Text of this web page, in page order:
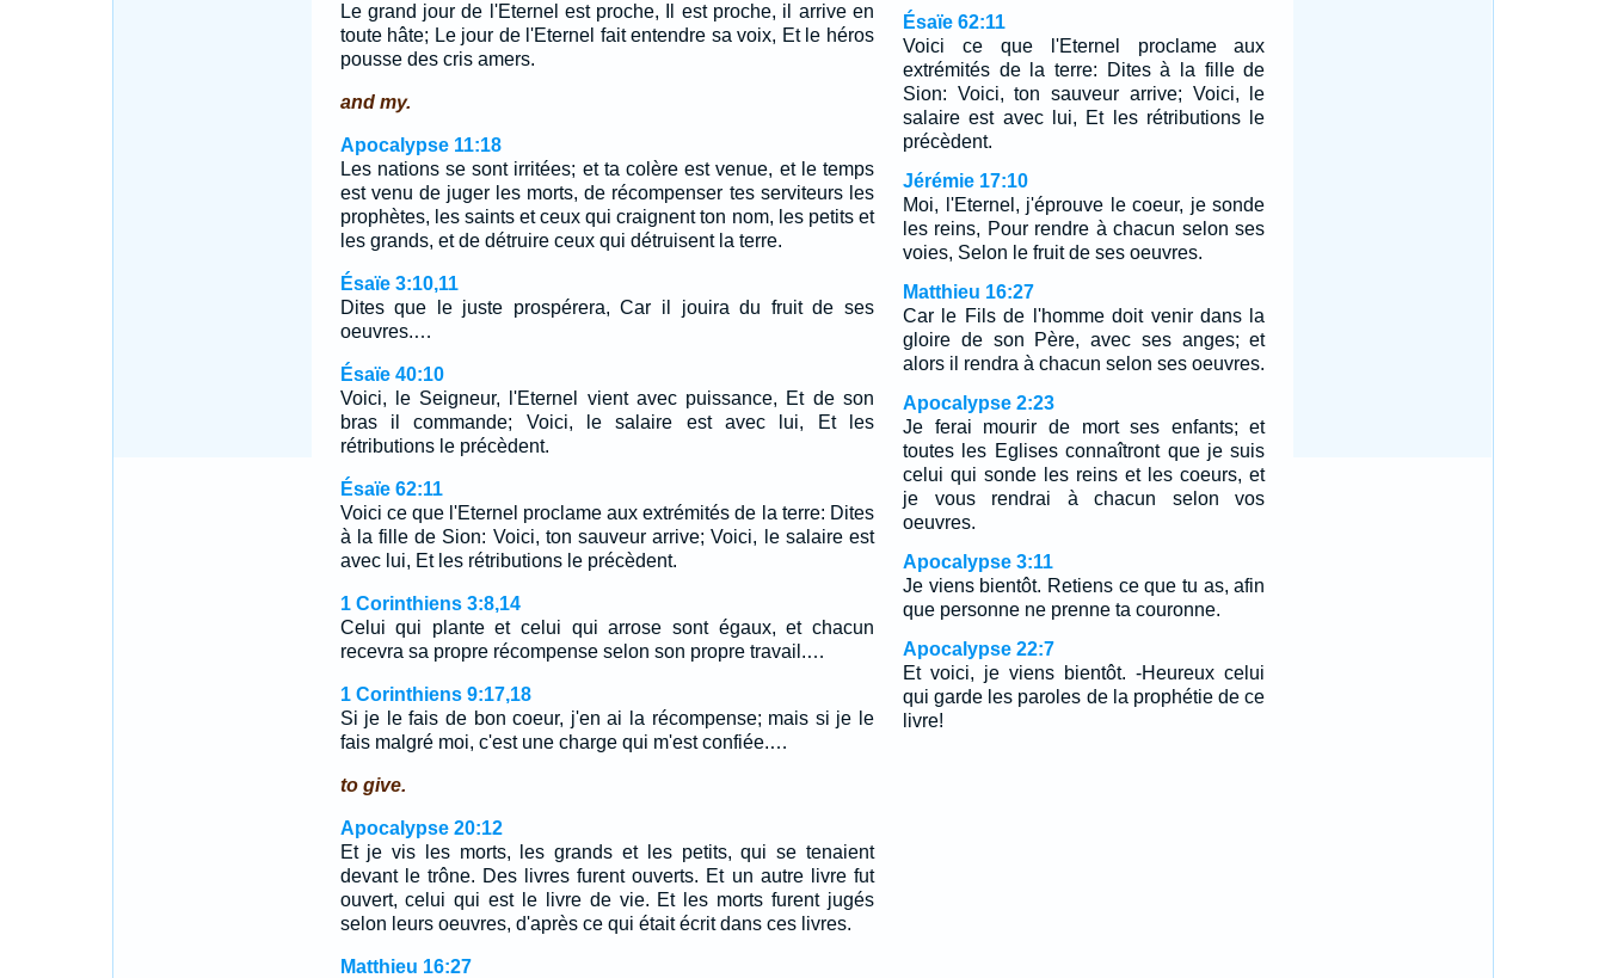
Le grand jour de l'Eternel est proche, Il est proche, il arrive en
toute hâte; Le jour de l'Eternel fait entendre sa voix, Et le héros
pousse des cris amers.
and my.
Apocalypse 11:18
Les nations se sont irritées; et ta colère est venue, et le temps
est venu de juger les morts, de récompenser tes serviteurs les
prophètes, les saints et ceux qui craignent ton nom, les petits et
les grands, et de détruire ceux qui détruisent la terre.
Ésaïe 3:10,11
Dites que le juste prospérera, Car il jouira du fruit de ses
oeuvres.…
Ésaïe 40:10
Voici, le Seigneur, l'Eternel vient avec puissance, Et de son
bras il commande; Voici, le salaire est avec lui, Et les
rétributions le précèdent.
Ésaïe 62:11
Voici ce que l'Eternel proclame aux extrémités de la terre: Dites
à la fille de Sion: Voici, ton sauveur arrive; Voici, le salaire est
avec lui, Et les rétributions le précèdent.
1 Corinthiens 3:8,14
Celui qui plante et celui qui arrose sont égaux, et chacun
recevra sa propre récompense selon son propre travail.…
1 Corinthiens 9:17,18
Si je le fais de bon coeur, j'en ai la récompense; mais si je le
fais malgré moi, c'est une charge qui m'est confiée.…
to give.
Apocalypse 20:12
Et je vis les morts, les grands et les petits, qui se tenaient
devant le trône. Des livres furent ouverts. Et un autre livre fut
ouvert, celui qui est le livre de vie. Et les morts furent jugés
selon leurs oeuvres, d'après ce qui était écrit dans ces livres.
Matthieu 16:27
Ésaïe 62:11
Voici ce que l'Eternel proclame aux
extrémités de la terre: Dites à la fille de
Sion: Voici, ton sauveur arrive; Voici, le
salaire est avec lui, Et les rétributions le
précèdent.
Jérémie 17:10
Moi, l'Eternel, j'éprouve le coeur, je sonde
les reins, Pour rendre à chacun selon ses
voies, Selon le fruit de ses oeuvres.
Matthieu 16:27
Car le Fils de l'homme doit venir dans la
gloire de son Père, avec ses anges; et
alors il rendra à chacun selon ses oeuvres.
Apocalypse 2:23
Je ferai mourir de mort ses enfants; et
toutes les Eglises connaîtront que je suis
celui qui sonde les reins et les coeurs, et
je vous rendrai à chacun selon vos
oeuvres.
Apocalypse 3:11
Je viens bientôt. Retiens ce que tu as, afin
que personne ne prenne ta couronne.
Apocalypse 22:7
Et voici, je viens bientôt. -Heureux celui
qui garde les paroles de la prophétie de ce
livre!